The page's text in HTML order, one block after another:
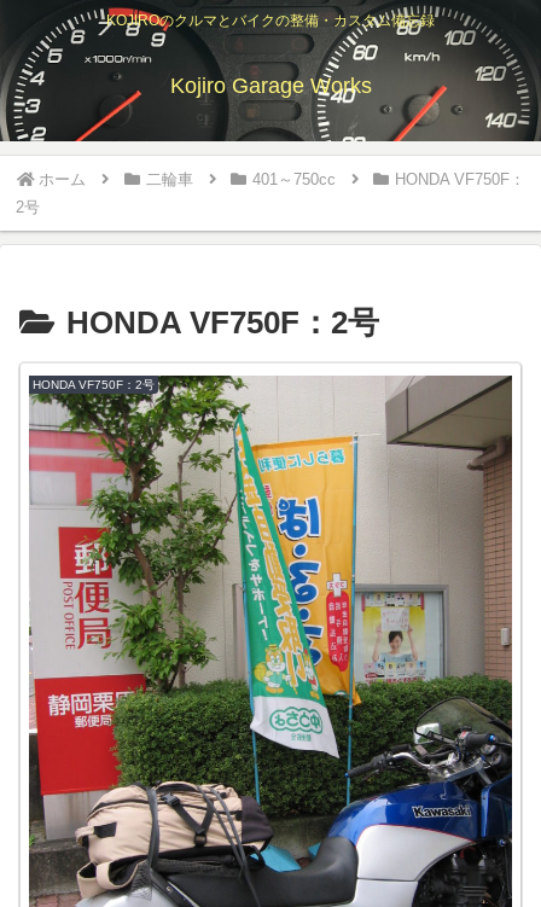
KOJIROのクルマとバイクの整備・カスタム備忘録
Kojiro Garage Works
ホーム 二輪車 401～750cc
HONDA VF750F：
2号
HONDA VF750F：2号
HONDA VF750F：2号